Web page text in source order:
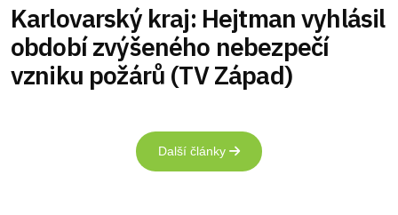
Karlovarský kraj: Hejtman vyhlásil
období zvýšeného nebezpečí
vzniku požárů (TV Západ)
Další články